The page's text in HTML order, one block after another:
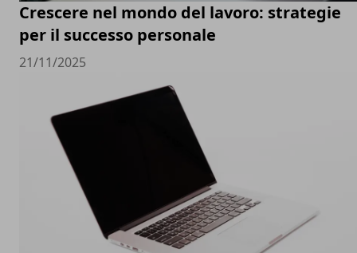
Crescere nel mondo del lavoro: strategie
per il successo personale
21/11/2025